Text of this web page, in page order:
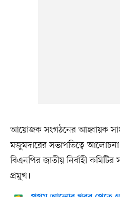
আয়োজক সংগঠনের আহ্বায়ক
মজুমদারের সভাপতিত্বে
বিএনপির জাতীয় নির্বাহী
প্রমুখ।